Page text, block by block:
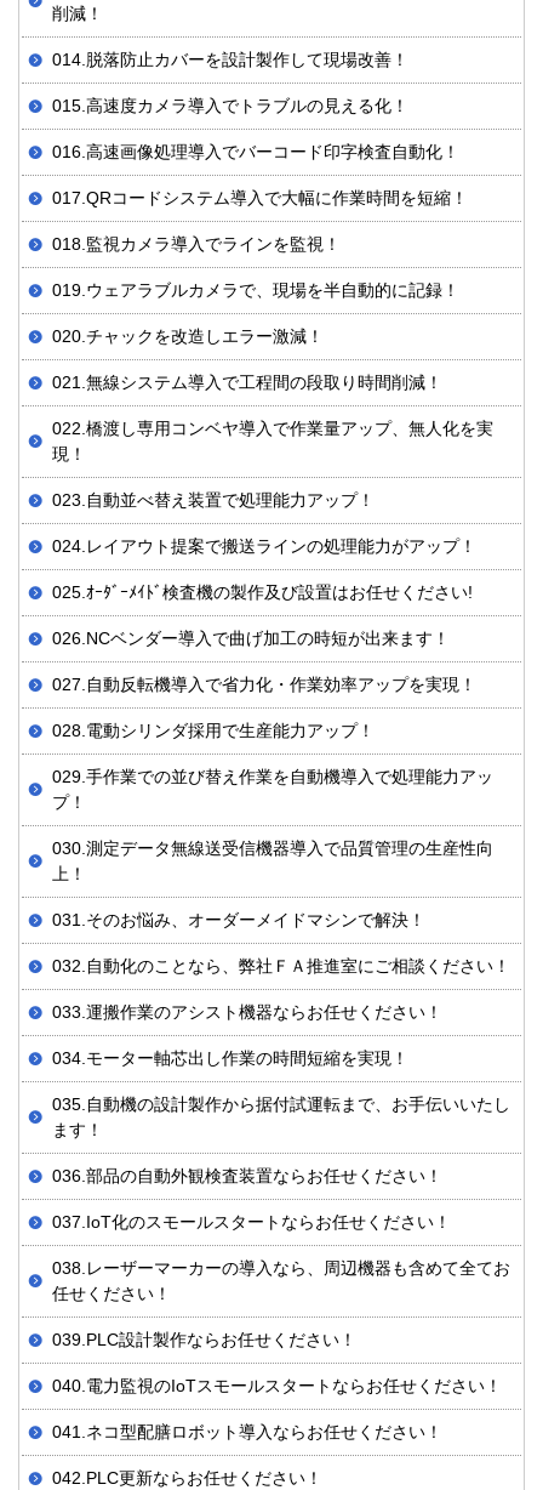
削減！
014.脱落防止カバーを設計製作して現場改善！
015.高速度カメラ導入でトラブルの見える化！
016.高速画像処理導入でバーコード印字検査自動化！
017.QRコードシステム導入で大幅に作業時間を短縮！
018.監視カメラ導入でラインを監視！
019.ウェアラブルカメラで、現場を半自動的に記録！
020.チャックを改造しエラー激減！
021.無線システム導入で工程間の段取り時間削減！
022.橋渡し専用コンベヤ導入で作業量アップ、無人化を実
現！
023.自動並べ替え装置で処理能力アップ！
024.レイアウト提案で搬送ラインの処理能力がアップ！
025.ｵｰﾀﾞｰﾒｲﾄﾞ検査機の製作及び設置はお任せください!
026.NCベンダー導入で曲げ加工の時短が出来ます！
027.自動反転機導入で省力化・作業効率アップを実現！
028.電動シリンダ採用で生産能力アップ！
029.手作業での並び替え作業を自動機導入で処理能力アッ
プ！
030.測定データ無線送受信機器導入で品質管理の生産性向
上！
031.そのお悩み、オーダーメイドマシンで解決！
032.自動化のことなら、弊社ＦＡ推進室にご相談ください！
033.運搬作業のアシスト機器ならお任せください！
034.モーター軸芯出し作業の時間短縮を実現！
035.自動機の設計製作から据付試運転まで、お手伝いいたし
ます！
036.部品の自動外観検査装置ならお任せください！
037.IoT化のスモールスタートならお任せください！
038.レーザーマーカーの導入なら、周辺機器も含めて全てお
任せください！
039.PLC設計製作ならお任せください！
040.電力監視のIoTスモールスタートならお任せください！
041.ネコ型配膳ロボット導入ならお任せください！
042.PLC更新ならお任せください！